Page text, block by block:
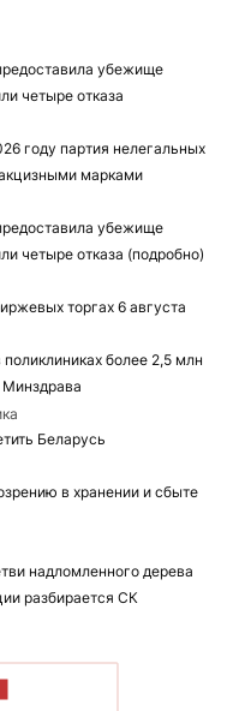
убежище
четыре отказа
году партия нелегальных
марками
убежище
четыре отказа (подробно)
торгах 6 августа
более 2,5 млн
Беларусь
в хранении и сбыте
надломленного дерева
разбирается СК